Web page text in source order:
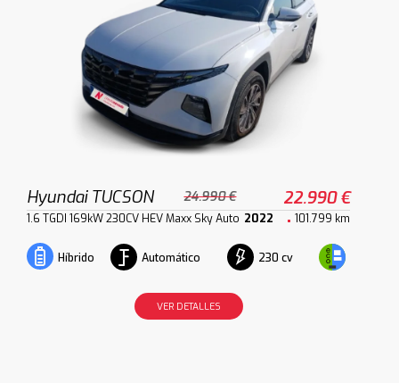
Hyundai TUCSON 24.990 € 22.990 €
1.6 TGDI 169kW 230CV HEV Maxx Sky Auto 2022 101.799 km
Híbrido Automático 230 cv
VER DETALLES